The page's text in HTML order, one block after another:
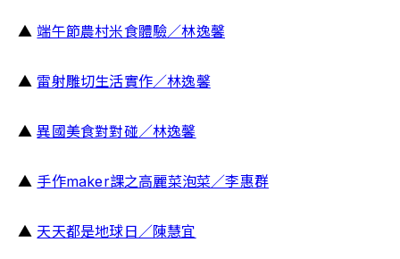
▲ 端午節農村米食體驗／林逸馨
▲ 雷射雕切生活實作／林逸馨
▲ 異國美食對對碰／林逸馨
▲ 手作maker課之高麗菜泡菜／李惠群
▲ 天天都是地球日／陳慧宜